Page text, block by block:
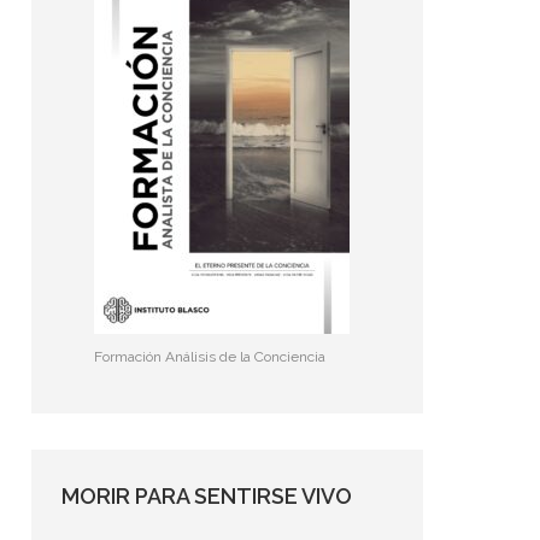
Formación Análisis de la Conciencia
MORIR PARA SENTIRSE VIVO